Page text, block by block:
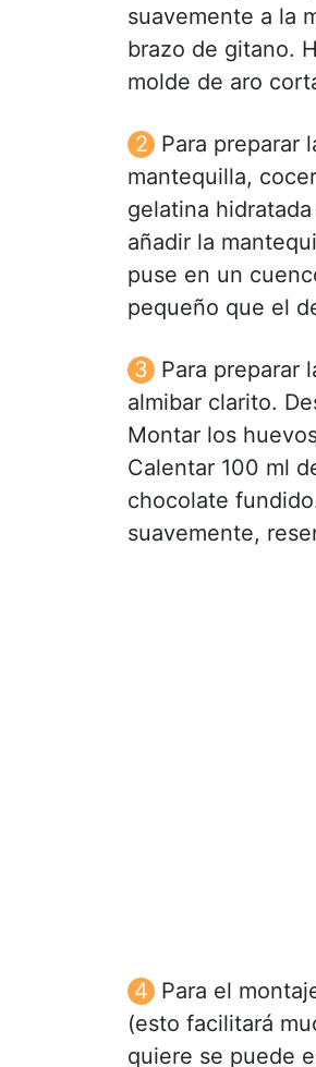
suavemente a la
brazo de gitano.
molde de aro
Para preparar
mantequilla,
gelatina
añadir la
puse en un
pequeño que el
Para preparar
almibar clarito.
Montar los
Calentar 100 ml
chocolate
suavemente,
Para el
(esto facilitará
quiere se puede